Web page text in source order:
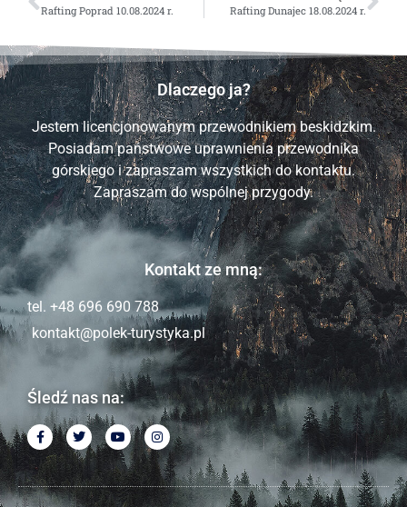
Rafting Poprad 10.08.2024 r. Rafting Dunajec 18.08.2024 r.
Dlaczego ja?
Jestem licencjonowanym przewodnikiem beskidzkim.
Posiadam państwowe uprawnienia przewodnika
górskiego i zapraszam wszystkich do kontaktu.
Zapraszam do wspólnej przygody.
Kontakt ze mną:
tel. +48 696 690 788
kontakt@polek-turystyka.pl
Śledź nas na: